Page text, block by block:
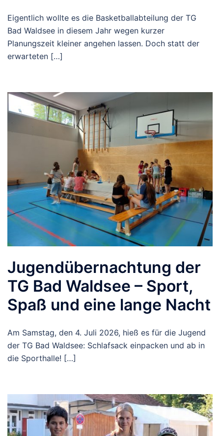
Eigentlich wollte es die Basketballabteilung der TG
Bad Waldsee in diesem Jahr wegen kurzer
Planungszeit kleiner angehen lassen. Doch statt der
erwarteten […]
Jugendübernachtung der
TG Bad Waldsee – Sport,
Spaß und eine lange Nacht
Am Samstag, den 4. Juli 2026, hieß es für die Jugend
der TG Bad Waldsee: Schlafsack einpacken und ab in
die Sporthalle! […]